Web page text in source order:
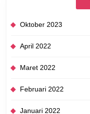
Oktober 2023
April 2022
Maret 2022
Februari 2022
Januari 2022